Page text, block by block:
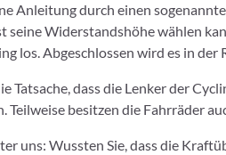
Anleitung durch einen
seine Widerstandshöhe wählen
los. Abgeschlossen wird es in
Tatsache, dass die Lenker der
besitzen die Fahrräder
uns: Wussten Sie, dass die